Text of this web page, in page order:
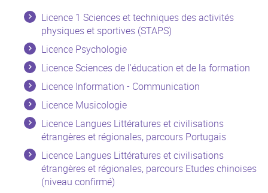
Licence 1 Sciences et techniques des activités
physiques et sportives (STAPS)
Licence Psychologie
Licence Sciences de l'éducation et de la formation
Licence Information - Communication
Licence Musicologie
Licence Langues Littératures et civilisations
étrangères et régionales, parcours Portugais
Licence Langues Littératures et civilisations
étrangères et régionales, parcours Etudes chinoises
(niveau confirmé)